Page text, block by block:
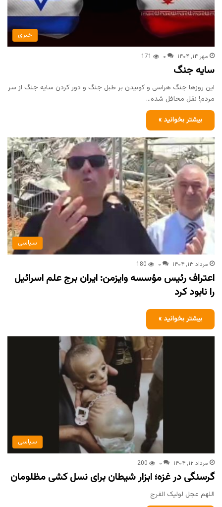
خبری
مهر ۱۴, ۱۴۰۴ ۰ 171
سایه جنگ
این روزها جنگ هراسی و کوبیدن بر طبل جنگ و دور کردن سایه جنگ از سر
مردم! نقل محافل شده…
بیشتر بخوانید »
سیاسی
مرداد ۱۳, ۱۴۰۴ ۰ 180
اعتراف رئیس مؤسسه وایزمن: ایران برج علم اسرائیل
را نابود کرد
بیشتر بخوانید »
سیاسی
مرداد ۱۲, ۱۴۰۴ ۰ 200
گرسنگی در غزه؛ ابزار شیطان برای نسل کشی مظلومان
اللهم عجل لولیک الفرج